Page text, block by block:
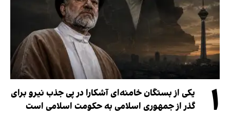
۱
یکی از بستگان خامنه‌ای آشکارا در پی جذب نیرو برای
گذر از جمهوری اسلامی به حکومت اسلامی است